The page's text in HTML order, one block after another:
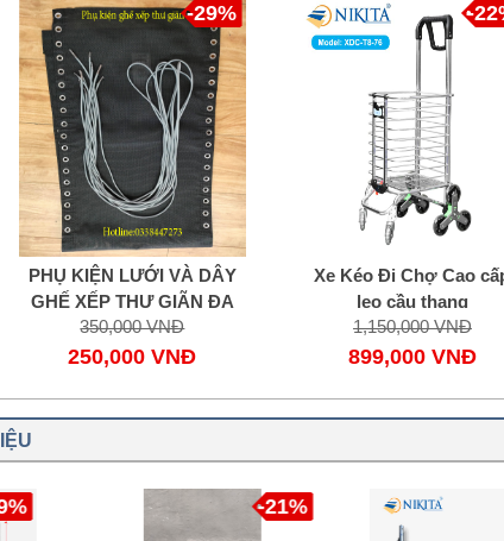
PHỤ KIỆN LƯỚI VÀ DÂY
GHẾ XẾP THƯ GIÃN ĐA
NĂNG
350,000 VNĐ
250,000 VNĐ
-29%
Xe Kéo Đi Chợ Cao
leo cầu thang
1,150,000 VNĐ
899,000 VNĐ
-